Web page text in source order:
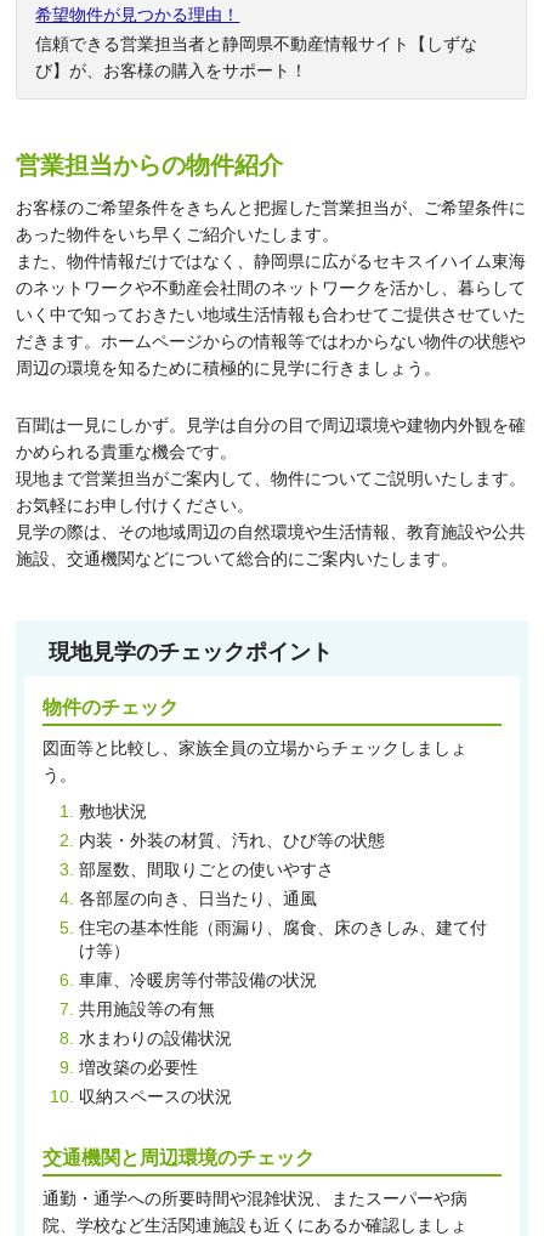
希望物件が見つかる理由！
信頼できる営業担当者と静岡県不動産情報サイト【しずな
び】が、お客様の購入をサポート！
営業担当からの物件紹介
お客様のご希望条件をきちんと把握した営業担当が、ご希望条件に
あった物件をいち早くご紹介いたします。
また、物件情報だけではなく、静岡県に広がるセキスイハイム東海
のネットワークや不動産会社間のネットワークを活かし、暮らして
いく中で知っておきたい地域生活情報も合わせてご提供させていた
だきます。ホームページからの情報等ではわからない物件の状態や
周辺の環境を知るために積極的に見学に行きましょう。
百聞は一見にしかず。見学は自分の目で周辺環境や建物内外観を確
かめられる貴重な機会です。
現地まで営業担当がご案内して、物件についてご説明いたします。
お気軽にお申し付けください。
見学の際は、その地域周辺の自然環境や生活情報、教育施設や公共
施設、交通機関などについて総合的にご案内いたします。
現地見学のチェックポイント
物件のチェック
図面等と比較し、家族全員の立場からチェックしましょ
う。
敷地状況
内装・外装の材質、汚れ、ひび等の状態
部屋数、間取りごとの使いやすさ
各部屋の向き、日当たり、通風
住宅の基本性能（雨漏り、腐食、床のきしみ、建て付
け等）
車庫、冷暖房等付帯設備の状況
共用施設等の有無
水まわりの設備状況
増改築の必要性
収納スペースの状況
交通機関と周辺環境のチェック
通勤・通学への所要時間や混雑状況、またスーパーや病
院、学校など生活関連施設も近くにあるか確認しましょ